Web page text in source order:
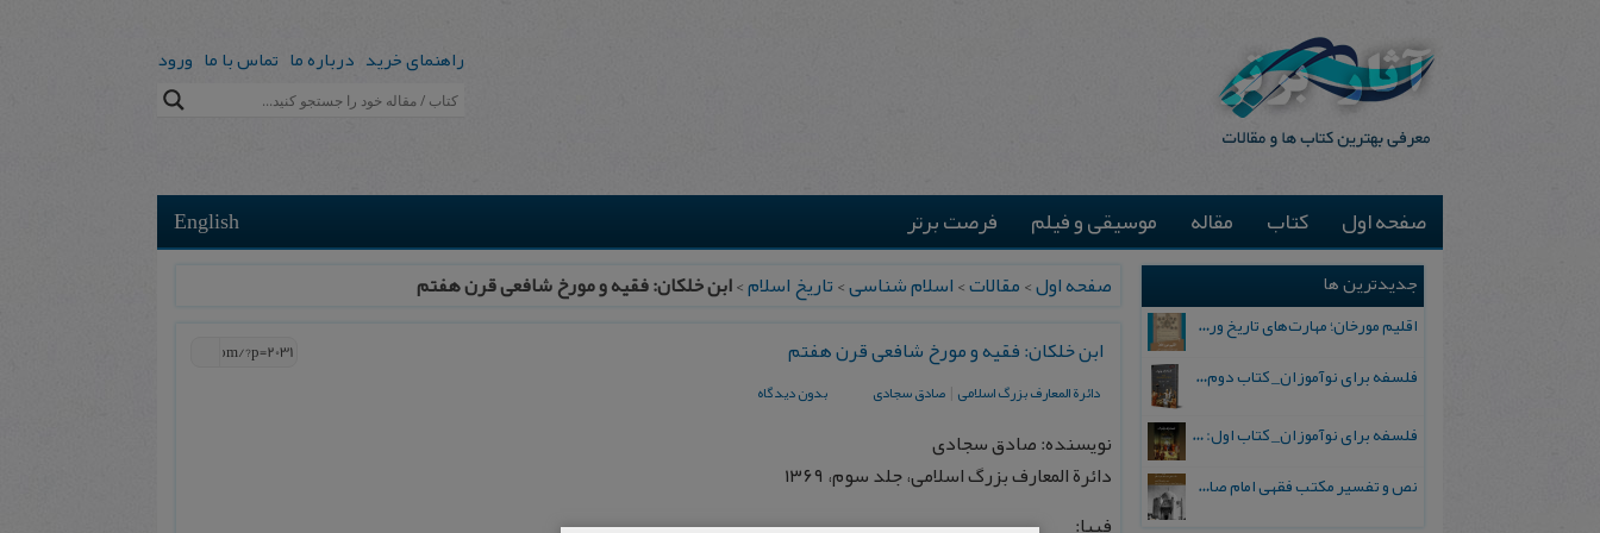
راهنمای خرید درباره ما تماس با ما ورود
English صفحه اول کتاب مقاله موسیقی و فیلم فرصت برتر
صفحه اول>مقالات>اسلام شناسی>تاریخ اسلام>ابن خلکان: فقیه و مورخ شافعی قرن هفتم
ابن خلکان: فقیه و مورخ شافعی قرن هفتم
دائرة المعارف بزرگ اسلامی |صادق سجادی بدون دیدگاه
نویسنده: صادق سجادی
دائرة المعارف بزرگ اسلامی، جلد سوم، ۱۳۶۹
جدیدترین ها
اقلیم مورخان؛ مهارت‌های تاریخ ورزی علمی
فلسفه برای نوآموزان_ کتاب دوم: پرسش درباره واقعیت و معرفت
فلسفه برای نوآموزان_ کتاب اول: تردید در باورهای رایج
نص و تفسیر مکتب فقهی امام صادق علیه السلام